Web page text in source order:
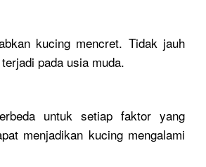
kucing mencret. Tidak jauh
pada usia muda.
untuk setiap faktor yang
menjadikan kucing mengalami